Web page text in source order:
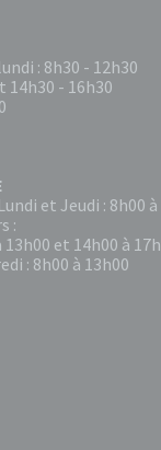
: 8h30 - 12h30
14h30 - 16h30
et Jeudi : 8h00 à
:
et 14h00 à
: 8h00 à 13h00